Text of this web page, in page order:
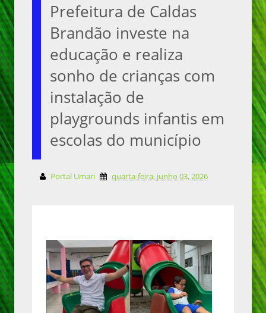
Prefeitura de Caldas
Brandão investe na
educação e realiza
sonho de crianças com
instalação de
playgrounds infantis em
escolas do município
Portal Umari quarta-feira, junho 03, 2026